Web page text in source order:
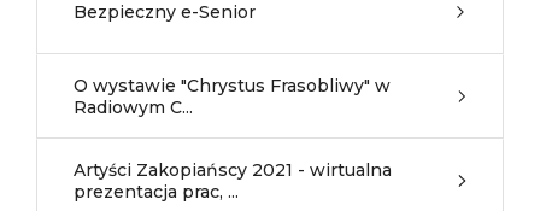
Bezpieczny e-Senior
O wystawie "Chrystus Frasobliwy" w
Radiowym C...
Artyści Zakopiańscy 2021 - wirtualna
prezentacja prac, ...